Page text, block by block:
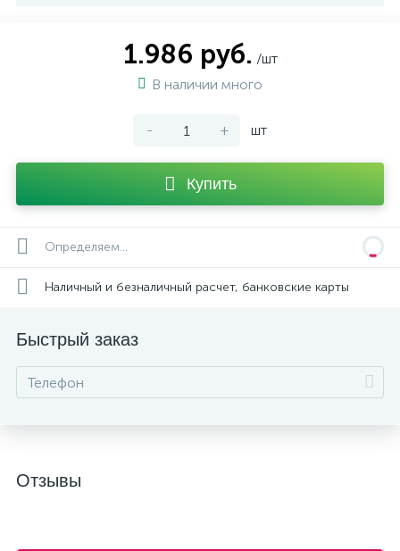
1.986 руб. /шт
В наличии много
- + шт
Купить
Определяем...
Наличный и безналичный расчет, банковские карты
Быстрый заказ
Отзывы